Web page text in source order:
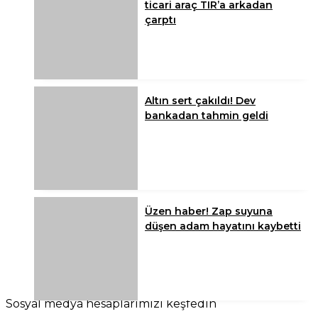
ticari araç TIR’a arkadan
çarptı
Altın sert çakıldı! Dev
bankadan tahmin geldi
Üzen haber! Zap suyuna
düşen adam hayatını kaybetti
Sosyal medya hesaplarımızı keşfedin